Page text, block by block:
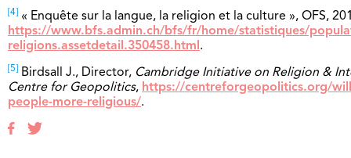
[4]
« Enquête sur la langue, la religion et la culture », OFS,
https://www.bfs.admin.ch/bfs/fr/home/statistiques/
religions.assetdetail.350458.html .
[5] Birdsall J., Director, Cambridge Initiative on Religion &
Centre for Geopolitics, https://centreforgeopolitics.org/
people-more-religious/.